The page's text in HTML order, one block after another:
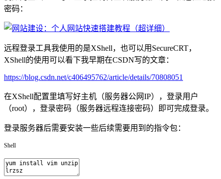
密码：
远程登录工具我使用的是XShell，也可以用SecureCRT，
XShell的使用可以看下我早期在CSDN写的文章：
https://blog.csdn.net/c406495762/article/details/70808051
在XShell配置里填写好主机（服务器公网IP），登录用户
（root），登录密码（服务器远程连接密码）即可完成登录。
登录服务器后需要安装一些后续需要用到的指令包：
Shell